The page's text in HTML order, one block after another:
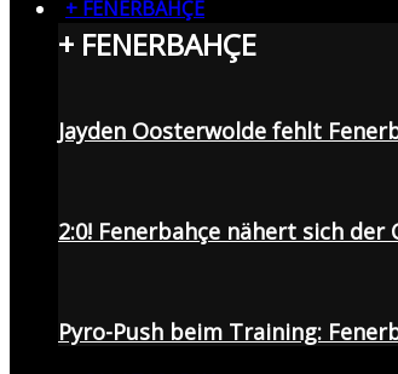
+ FENERBAHÇE
+ FENERBAHÇE
Jayden Oosterwolde fehlt
2:0! Fenerbahçe nähert sich
Pyro-Push beim Training: